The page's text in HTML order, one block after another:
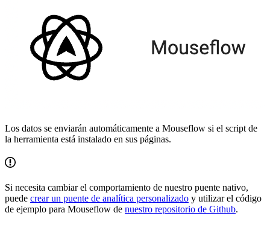
Los datos se enviarán automáticamente a Mouseflow si el script de
la herramienta está instalado en sus páginas.
Si necesita cambiar el comportamiento de nuestro puente nativo,
puede crear un puente de analítica personalizado y utilizar el código
de ejemplo para Mouseflow de nuestro repositorio de Github.